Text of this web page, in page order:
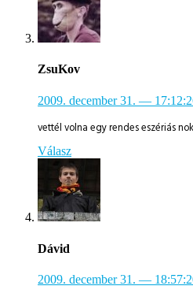
ZsuKov
2009. december 31. —
vettél volna egy rendes eszériás
Válasz
Dávid
2009. december 31. —